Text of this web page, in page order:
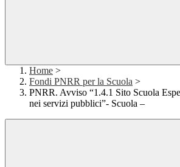
Home >
Fondi PNRR per la Scuola >
PNRR. Avviso “1.4.1 Sito Scuola
nei servizi pubblici”- Scuola –